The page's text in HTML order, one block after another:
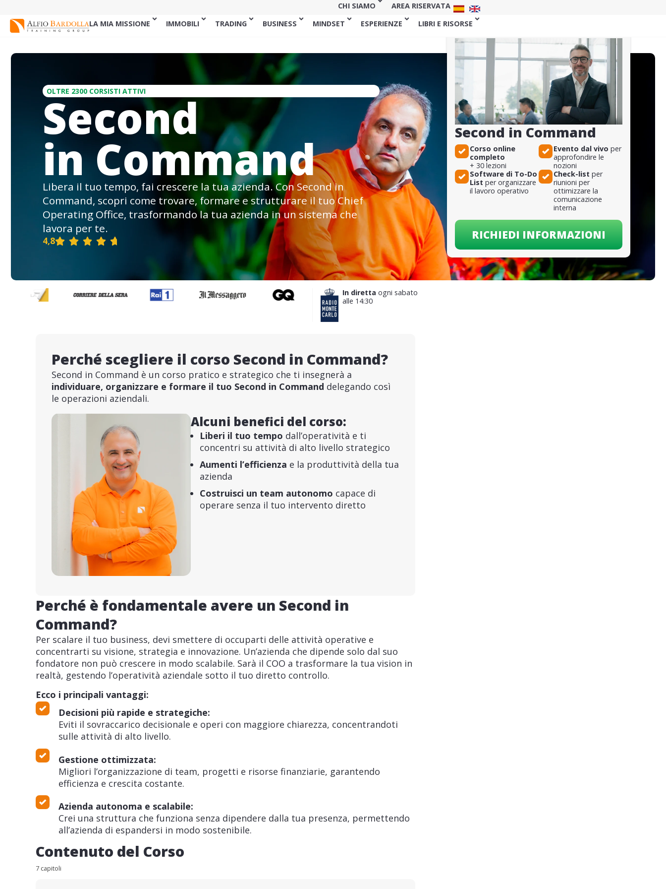
CHI SIAMO
AREA RISERVATA
LA MIA MISSIONE
IMMOBILI TRADING BUSINESS MINDSET ESPERIENZE LIBRI E RISORSE
OLTRE 2300 CORSISTI ATTIVI
Second
in Command
Libera il tuo tempo, fai crescere la tua azienda. Con Second in
Command, scopri come trovare, formare e strutturare il tuo Chief
Operating Office, trasformando la tua azienda in un sistema che
lavora per te.
4,8
In diretta ogni sabato
alle 14:30
Perché scegliere il corso Second in Command?
Second in Command è un corso pratico e strategico che ti insegnerà a
individuare, organizzare e formare il tuo Second in Command delegando così
le operazioni aziendali.
Alcuni benefici del corso:
Liberi il tuo tempo dall’operatività e ti
concentri su attività di alto livello strategico
Aumenti l’efficienza e la produttività della tua
azienda
Costruisci un team autonomo capace di
operare senza il tuo intervento diretto
Perché è fondamentale avere un Second in
Command?
Per scalare il tuo business, devi smettere di occuparti delle attività operative e
concentrarti su visione, strategia e innovazione. Un’azienda che dipende solo dal suo
fondatore non può crescere in modo scalabile. Sarà il COO a trasformare la tua vision in
realtà, gestendo l’operatività aziendale sotto il tuo diretto controllo.
Ecco i principali vantaggi:
Decisioni più rapide e strategiche:
Eviti il sovraccarico decisionale e operi con maggiore chiarezza, concentrandoti
sulle attività di alto livello.
Gestione ottimizzata:
Migliori l’organizzazione di team, progetti e risorse finanziarie, garantendo
efficienza e crescita costante.
Azienda autonoma e scalabile:
Crei una struttura che funziona senza dipendere dalla tua presenza, permettendo
all’azienda di espandersi in modo sostenibile.
Contenuto del Corso
7 capitoli
Second in Command
Corso online
completo
+ 30 lezioni
Evento dal vivo per
approfondire le
nozioni
Software di To-Do
List per organizzare
il lavoro operativo
Check-list per
riunioni per
ottimizzare la
comunicazione
interna
RICHIEDI INFORMAZIONI